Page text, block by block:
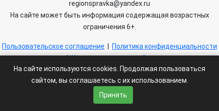
regionspravka@yandex.ru
На сайте может быть информация содержащая возрастных
ограничения 6+.
Пользовательское соглашение
Политика конфиденциальности
|Условия доступа к сайту
На сайте используются cookies. Продолжая пользоваться
сайтом, вы соглашаетесь с их использованием.
Принять